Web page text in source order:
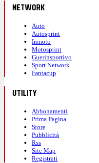
NETWORK
Auto
Autosprint
Inmoto
Motosprint
Guerinsportivo
Sport Network
Fantacup
UTILITY
Abbonamenti
Prima Pagina
Store
Pubblicità
Rss
Site Map
Registrati